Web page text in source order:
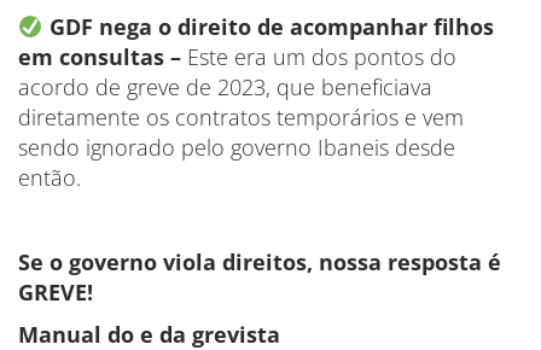
GDF nega o direito de acompanhar filhos
em consultas – Este era um dos pontos do
acordo de greve de 2023, que beneficiava
diretamente os contratos temporários e vem
sendo ignorado pelo governo Ibaneis desde
então.
Se o governo viola direitos, nossa resposta é
GREVE!
Manual do e da grevista